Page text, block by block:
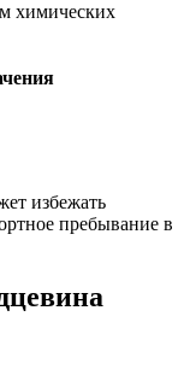
химических
избежать
пребывание в